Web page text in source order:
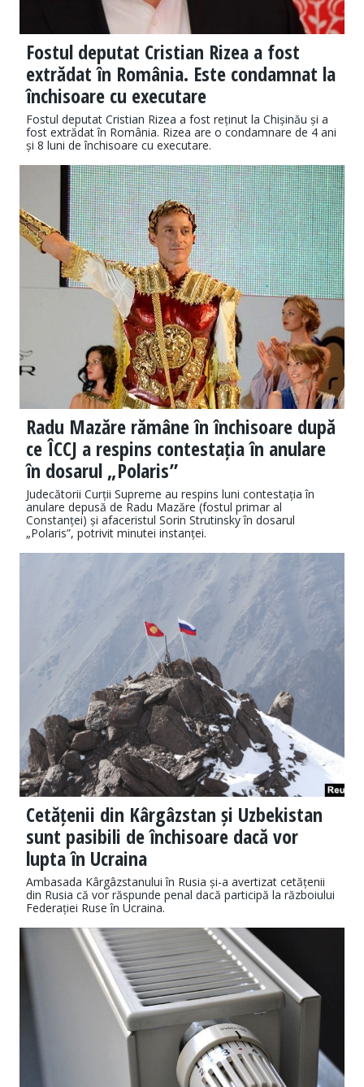
Fostul deputat Cristian Rizea a fost
extrădat în România. Este condamnat la
închisoare cu executare
Fostul deputat Cristian Rizea a fost reținut la Chișinău și a
fost extrădat în România. Rizea are o condamnare de 4 ani
și 8 luni de închisoare cu executare.
Radu Mazăre rămâne în închisoare după
ce ÎCCJ a respins contestația în anulare
în dosarul „Polaris”
Judecătorii Curții Supreme au respins luni contestația în
anulare depusă de Radu Mazăre (fostul primar al
Constanței) și afaceristul Sorin Strutinsky în dosarul
„Polaris”, potrivit minutei instanței.
Cetățenii din Kârgâzstan și Uzbekistan
sunt pasibili de închisoare dacă vor
lupta în Ucraina
Ambasada Kârgâzstanului în Rusia și-a avertizat cetățenii
din Rusia că vor răspunde penal dacă participă la războiului
Federației Ruse în Ucraina.